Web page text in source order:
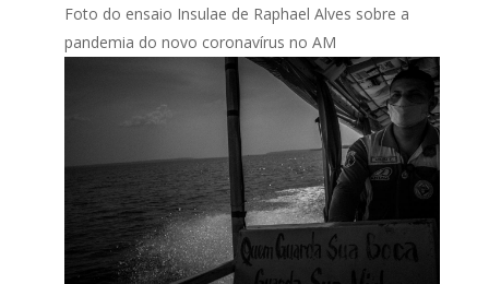
Foto do ensaio Insulae de Raphael Alves sobre a
pandemia do novo coronavírus no AM